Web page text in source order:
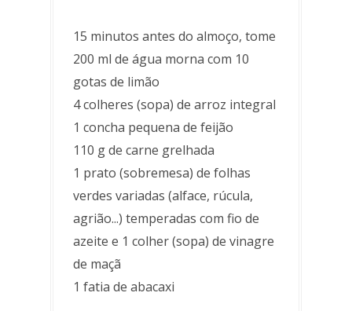
15 minutos antes do almoço, tome
200 ml de água morna com 10
gotas de limão
4 colheres (sopa) de arroz integral
1 concha pequena de feijão
110 g de carne grelhada
1 prato (sobremesa) de folhas
verdes variadas (alface, rúcula,
agrião...) temperadas com fio de
azeite e 1 colher (sopa) de vinagre
de maçã
1 fatia de abacaxi